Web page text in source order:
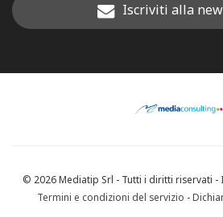
Iscriviti alla
© 2026 Mediatip Srl - Tutti i diritti riservati -
Termini e condizioni del servizio -